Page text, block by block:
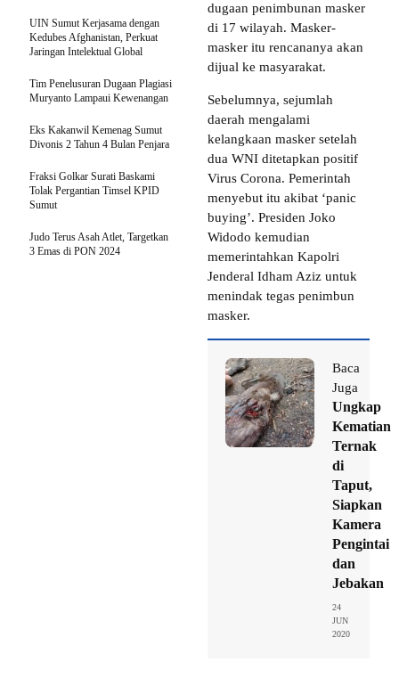
dugaan penimbunan masker
di 17 wilayah. Masker-
masker itu rencananya akan
dijual ke masyarakat.
Sebelumnya, sejumlah
daerah mengalami
kelangkaan masker setelah
dua WNI ditetapkan positif
Virus Corona. Pemerintah
menyebut itu akibat ‘panic
buying’. Presiden Joko
Widodo kemudian
memerintahkan Kapolri
Jenderal Idham Aziz untuk
menindak tegas penimbun
masker.
Baca
Juga
Ungkap
Kematian
Ternak
di
Taput,
Siapkan
Kamera
Pengintai
dan
Jebakan
24
JUN
2020
UIN Sumut Kerjasama dengan
Kedubes Afghanistan, Perkuat
Jaringan Intelektual Global
Tim Penelusuran Dugaan Plagiasi
Muryanto Lampaui Kewenangan
Eks Kakanwil Kemenag Sumut
Divonis 2 Tahun 4 Bulan Penjara
Fraksi Golkar Surati Baskami
Tolak Pergantian Timsel KPID
Sumut
Judo Terus Asah Atlet, Targetkan
3 Emas di PON 2024